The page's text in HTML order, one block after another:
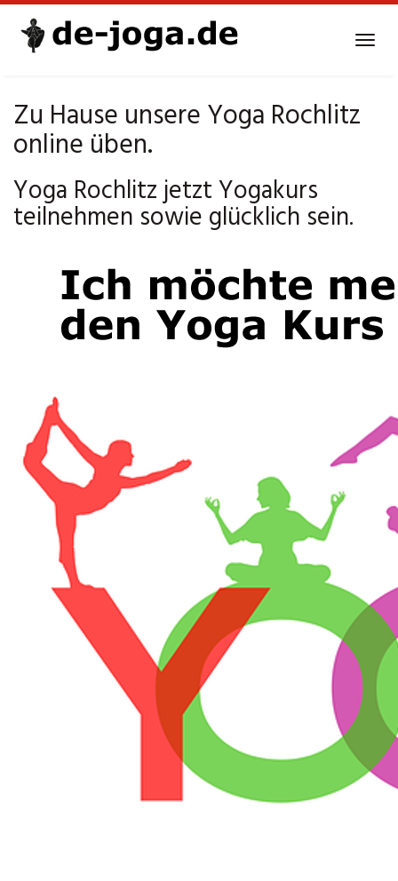
Zu Hause unsere Yoga Rochlitz
online üben.
Yoga Rochlitz jetzt Yogakurs
teilnehmen sowie glücklich sein.